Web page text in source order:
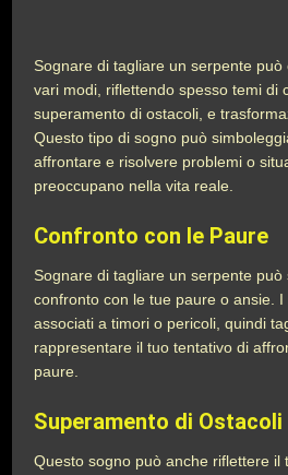
Sognare di tagliare un serpente
vari modi, riflettendo spesso temi di
superamento di ostacoli, e
Questo tipo di sogno può
affrontare e risolvere problemi o
preoccupano nella vita reale.
Confronto con le Paure
Sognare di tagliare un serpente può
confronto con le tue paure o ansie.
associati a timori o pericoli, quindi
rappresentare il tuo tentativo di
paure.
Superamento di Ostacoli
Questo sogno può anche riflettere il